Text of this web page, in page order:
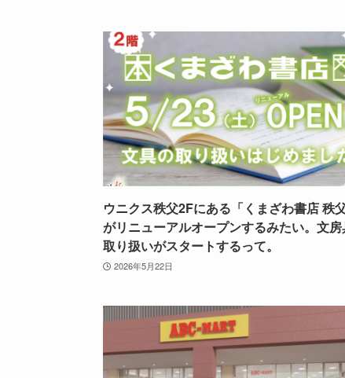
ウニクス秩父2Fにある「くまざわ書店 秩父
がリニューアルオープンするみたい。文
取り扱いがスタートするって。
2026年5月22日